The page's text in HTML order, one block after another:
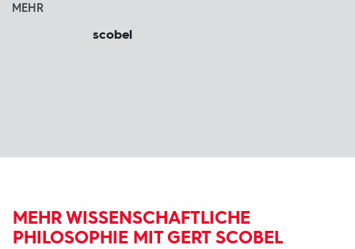
MEHR
scobel
MEHR WISSENSCHAFTLICHE
PHILOSOPHIE MIT GERT SCOBEL